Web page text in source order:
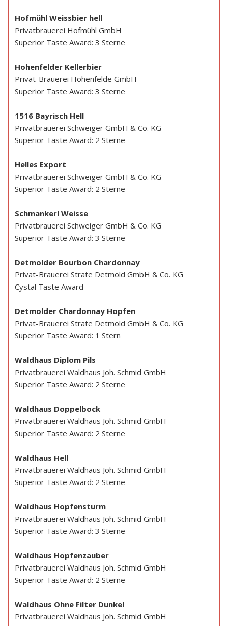
Hofmühl Weissbier hell
Privatbrauerei Hofmühl GmbH
Superior Taste Award: 3 Sterne
Hohenfelder Kellerbier
Privat-Brauerei Hohenfelde GmbH
Superior Taste Award: 3 Sterne
1516 Bayrisch Hell
Privatbrauerei Schweiger GmbH & Co. KG
Superior Taste Award: 2 Sterne
Helles Export
Privatbrauerei Schweiger GmbH & Co. KG
Superior Taste Award: 2 Sterne
Schmankerl Weisse
Privatbrauerei Schweiger GmbH & Co. KG
Superior Taste Award: 3 Sterne
Detmolder Bourbon Chardonnay
Privat-Brauerei Strate Detmold GmbH & Co. KG
Cystal Taste Award
Detmolder Chardonnay Hopfen
Privat-Brauerei Strate Detmold GmbH & Co. KG
Superior Taste Award: 1 Stern
Waldhaus Diplom Pils
Privatbrauerei Waldhaus Joh. Schmid GmbH
Superior Taste Award: 2 Sterne
Waldhaus Doppelbock
Privatbrauerei Waldhaus Joh. Schmid GmbH
Superior Taste Award: 2 Sterne
Waldhaus Hell
Privatbrauerei Waldhaus Joh. Schmid GmbH
Superior Taste Award: 2 Sterne
Waldhaus Hopfensturm
Privatbrauerei Waldhaus Joh. Schmid GmbH
Superior Taste Award: 3 Sterne
Waldhaus Hopfenzauber
Privatbrauerei Waldhaus Joh. Schmid GmbH
Superior Taste Award: 2 Sterne
Waldhaus Ohne Filter Dunkel
Privatbrauerei Waldhaus Joh. Schmid GmbH